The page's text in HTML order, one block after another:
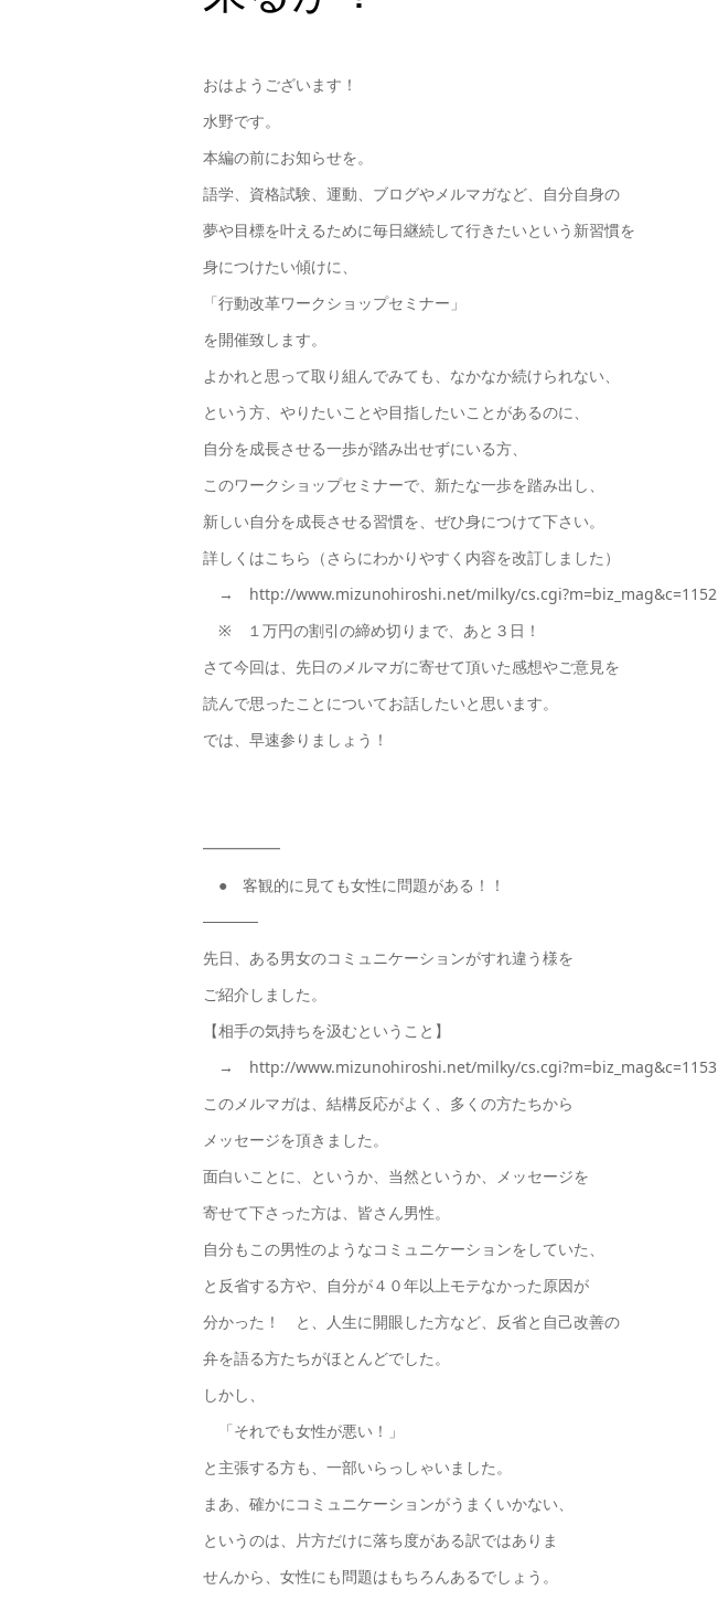
おはようございます！
水野です。
本編の前にお知らせを。
語学、資格試験、運動、ブログやメルマガなど、自分自身の
夢や目標を叶えるために毎日継続して行きたいという新習慣を
身につけたい傾けに、
「行動改革ワークショップセミナー」
を開催致します。
よかれと思って取り組んでみても、なかなか続けられない、
という方、やりたいことや目指したいことがあるのに、
自分を成長させる一歩が踏み出せずにいる方、
このワークショップセミナーで、新たな一歩を踏み出し、
新しい自分を成長させる習慣を、ぜひ身につけて下さい。
詳しくはこちら（さらにわかりやすく内容を改訂しました）
→ http://www.mizunohiroshi.net/milky/cs.cgi?m=biz_mag&c=1152
※ １万円の割引の締め切りまで、あと３日！
さて今回は、先日のメルマガに寄せて頂いた感想やご意見を
読んで思ったことについてお話したいと思います。
では、早速参りましょう！
━━━━━
● 客観的に見ても女性に問題がある！！
─────
先日、ある男女のコミュニケーションがすれ違う様を
ご紹介しました。
【相手の気持ちを汲むということ】
→ http://www.mizunohiroshi.net/milky/cs.cgi?m=biz_mag&c=1153
このメルマガは、結構反応がよく、多くの方たちから
メッセージを頂きました。
面白いことに、というか、当然というか、メッセージを
寄せて下さった方は、皆さん男性。
自分もこの男性のようなコミュニケーションをしていた、
と反省する方や、自分が４０年以上モテなかった原因が
分かった！ と、人生に開眼した方など、反省と自己改善の
弁を語る方たちがほとんどでした。
しかし、
「それでも女性が悪い！」
と主張する方も、一部いらっしゃいました。
まあ、確かにコミュニケーションがうまくいかない、
というのは、片方だけに落ち度がある訳ではありま
せんから、女性にも問題はもちろんあるでしょう。